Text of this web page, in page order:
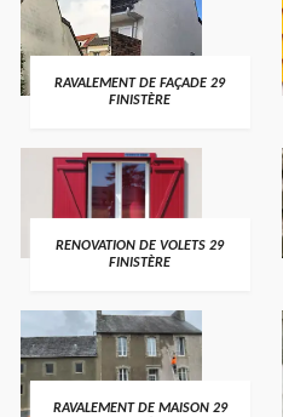
RAVALEMENT DE FAÇADE 29
FINISTÈRE
RENOVATION DE VOLETS 29
FINISTÈRE
RAVALEMENT DE MAISON 29